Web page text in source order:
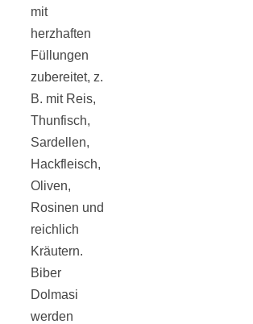
mit
herzhaften
Füllungen
zubereitet, z.
B. mit Reis,
Thunfisch,
Sardellen,
Hackfleisch,
Oliven,
Rosinen und
reichlich
Kräutern.
Biber
Dolmasi
werden